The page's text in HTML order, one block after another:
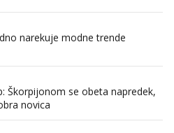
narekuje modne trende
Škorpijonom se obeta napredek,
novica